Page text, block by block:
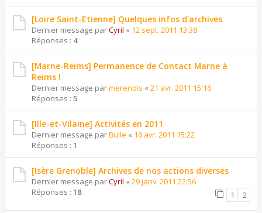
[Loire Saint-Etienne] Quelques infos d'archives
Dernier message parCyril « 12 sept. 2011 13:38
Réponses : 4
[Marne-Reims] Permanence de Contact Marne à
Reims !
Dernier message parmerenois « 21 avr. 2011 15:16
Réponses : 5
[Ille-et-Vilaine] Activités en 2011
Dernier message parBulle « 16 avr. 2011 15:22
Réponses : 1
[Isère Grenoble] Archives de nos actions diverses
Dernier message parCyril « 29 janv. 2011 22:56
Réponses : 18 1 2